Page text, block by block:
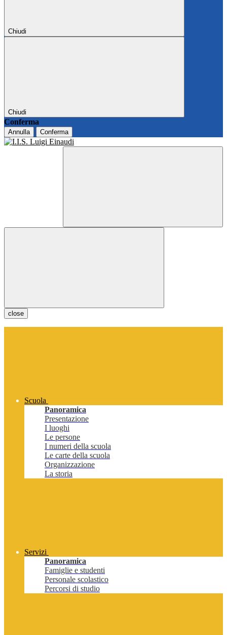
Chiudi
Chiudi
Conferma
Annulla Conferma
close
Scuola
Panoramica
Presentazione
I luoghi
Le persone
I numeri della scuola
Le carte della scuola
Organizzazione
La storia
Servizi
Panoramica
Famiglie e studenti
Personale scolastico
Percorsi di studio